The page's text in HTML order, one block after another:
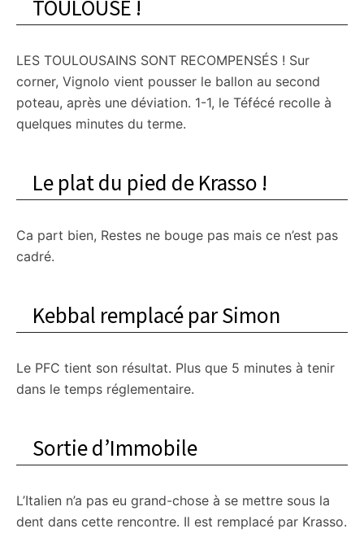
TOULOUSE !
LES TOULOUSAINS SONT RECOMPENSÉS ! Sur
corner, Vignolo vient pousser le ballon au second
poteau, après une déviation. 1-1, le Téfécé recolle à
quelques minutes du terme.
Le plat du pied de Krasso !
Ca part bien, Restes ne bouge pas mais ce n’est pas
cadré.
Kebbal remplacé par Simon
Le PFC tient son résultat. Plus que 5 minutes à tenir
dans le temps réglementaire.
Sortie d’Immobile
L’Italien n’a pas eu grand-chose à se mettre sous la
dent dans cette rencontre. Il est remplacé par Krasso.